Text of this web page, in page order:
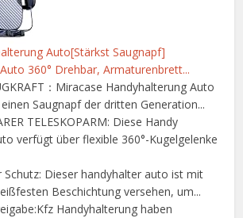
Auto[Stärkst Saugnapf]
360° Drehbar, Armaturenbrett...
：Miracase Handyhalterung Auto
Saugnapf der dritten Generation...
TELESKOPARM: Diese Handy
verfügt über flexible 360°-Kugelgelenke
Schutz: Dieser handyhalter auto ist mit
Beschichtung versehen, um...
Handyhalterung haben